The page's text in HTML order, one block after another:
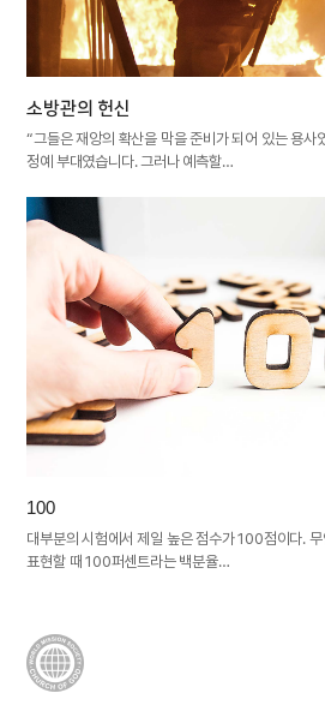
소방관의 헌신
“그들은 재앙의 확산을 막을 준비가 되어 있는 용사
정예 부대였습니다. 그러나 예측할…
100
대부분의 시험에서 제일 높은 점수가 100점이다.
표현할 때 100퍼센트라는 백분율…